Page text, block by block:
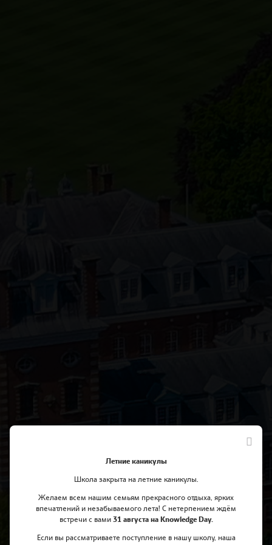
Летние каникулы
Школа закрыта на летние каникулы.
Желаем всем нашим семьям прекрасного отдыха, ярких
впечатлений и незабываемого лета! С нетерпением ждём
встречи с вами 31 августа на Knowledge Day.
Если вы рассматриваете поступление в нашу школу, наша